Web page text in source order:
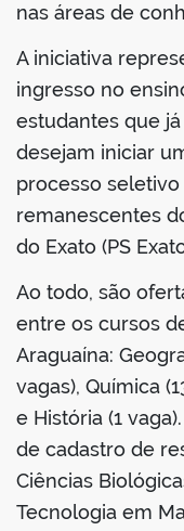
portal
nas áreas de
A iniciativa
ingresso no
estudantes que
desejam iniciar
processo
remanescentes
do Exato (PS
Ao todo, são
entre os cursos
Araguaína:
vagas), Química
e História (1
de cadastro de
Ciências
Tecnologia em